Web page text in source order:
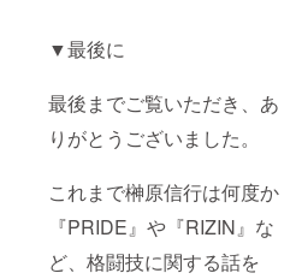
▼最後に
最後までご覧いただき、あ
りがとうございました。
これまで榊原信行は何度か
『PRIDE』や『RIZIN』な
ど、格闘技に関する話を